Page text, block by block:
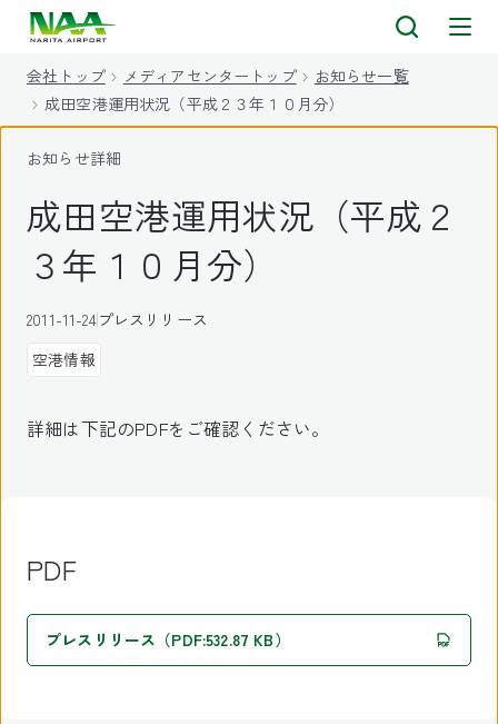
会社トップ メディアセンタートップ
お知らせ一覧
成田空港運用状況（平成２３年１０月分）
お知らせ詳細
成田空港運用状況（平成２
３年１０月分）
2011-11-24プレスリリース
空港情報
詳細は下記のPDFをご確認ください。
PDF
プレスリリース（PDF:532.87 KB）